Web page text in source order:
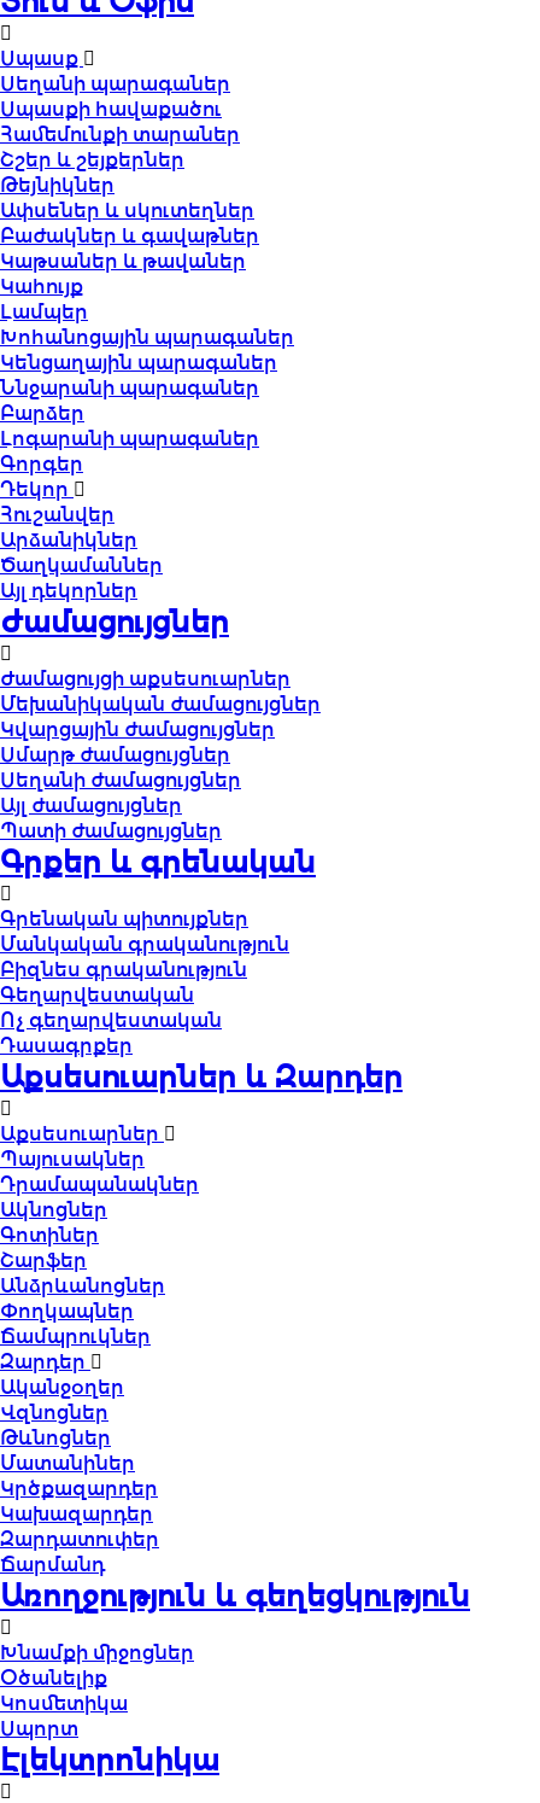
Սպասք
Սեղանի պարագաներ
Սպասքի հավաքածու
Համեմունքի տարաներ
Շշեր և շեյքերներ
Թեյնիկներ
Ափսեներ և սկուտեղներ
Բաժակներ և գավաթներ
Կաթսաներ և թավաներ
Կահույք
Լամպեր
Խոհանոցային պարագաներ
Կենցաղային պարագաներ
Ննջարանի պարագաներ
Բարձեր
Լոգարանի պարագաներ
Գորգեր
Դեկոր
Հուշանվեր
Արձանիկներ
Ծաղկամաններ
Այլ դեկորներ
Ժամացույցներ
Ժամացույցի աքսեսուարներ
Մեխանիկական ժամացույցներ
Կվարցային ժամացույցներ
Սմարթ ժամացույցներ
Սեղանի ժամացույցներ
Այլ ժամացույցներ
Պատի ժամացույցներ
Գրքեր և գրենական
Գրենական պիտույքներ
Մանկական գրականություն
Բիզնես գրականություն
Գեղարվեստական
Ոչ գեղարվեստական
Դասագրքեր
Աքսեսուարներ և Զարդեր
Աքսեսուարներ
Պայուսակներ
Դրամապանակներ
Ակնոցներ
Գոտիներ
Շարֆեր
Անձրևանոցներ
Փողկապներ
Ճամպրուկներ
Զարդեր
Ականջօղեր
Վզնոցներ
Թևնոցներ
Մատանիներ
Կրծքազարդեր
Կախազարդեր
Զարդատուփեր
Ճարմանդ
Առողջություն և գեղեցկություն
Խնամքի միջոցներ
Օծանելիք
Կոսմետիկա
Սպորտ
Էլեկտրոնիկա